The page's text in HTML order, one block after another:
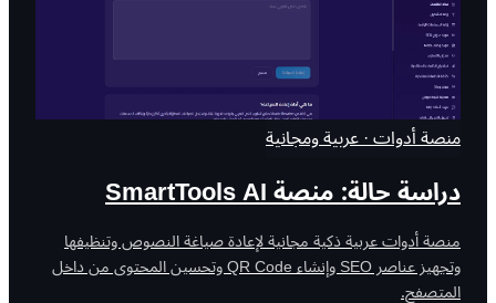
منصة أدوات · عربية ومجانية
دراسة حالة: منصة SmartTools AI
منصة أدوات عربية ذكية مجانية لإعادة صياغة النصوص وتنظيفها
وتجهيز عناصر SEO وإنشاء QR Code وتحسين المحتوى من داخل
المتصفح.